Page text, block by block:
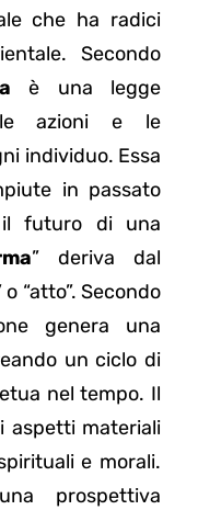
che ha radici
Secondo
è una legge
le azioni e le
individuo. Essa
in passato
futuro di una
” deriva dal
“atto”. Secondo
genera una
un ciclo di
nel tempo. Il
aspetti materiali
e morali.
prospettiva